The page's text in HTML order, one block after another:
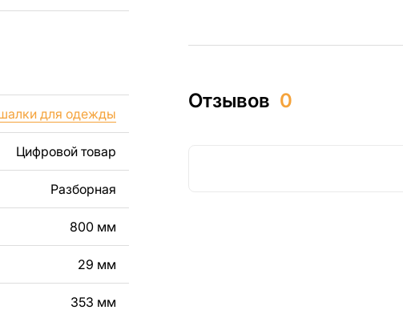
резки, вы сможете
могли
продажу
изображение,
дизайн изделия.
изделия из
с нами в
для одежды
Цифровой товар
Разборная
800 мм
29 мм
353 мм
Отзывов 0